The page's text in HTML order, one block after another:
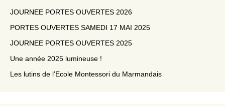
JOURNEE PORTES OUVERTES 2026
PORTES OUVERTES SAMEDI 17 MAI 2025
JOURNEE PORTES OUVERTES 2025
Une année 2025 lumineuse !
Les lutins de l’Ecole Montessori du Marmandais